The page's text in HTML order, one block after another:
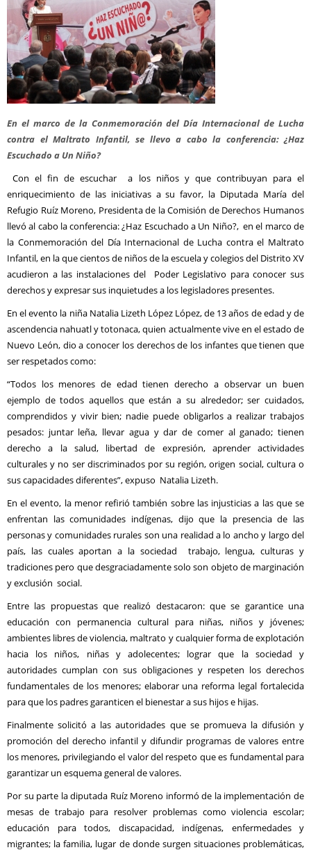
En el marco de la Conmemoración del Día Internacional de Lucha
contra el Maltrato Infantil, se llevo a cabo la conferencia: ¿Haz
Escuchado a Un Niño?
Con el fin de escuchar a los niños y que contribuyan para el
enriquecimiento de las iniciativas a su favor, la Diputada María del
Refugio Ruíz Moreno, Presidenta de la Comisión de Derechos Humanos
llevó al cabo la conferencia: ¿Haz Escuchado a Un Niño?, en el marco de
la Conmemoración del Día Internacional de Lucha contra el Maltrato
Infantil, en la que cientos de niños de la escuela y colegios del Distrito XV
acudieron a las instalaciones del Poder Legislativo para conocer sus
derechos y expresar sus inquietudes a los legisladores presentes.
En el evento la niña Natalia Lizeth López López, de 13 años de edad y de
ascendencia nahuatl y totonaca, quien actualmente vive en el estado de
Nuevo León, dio a conocer los derechos de los infantes que tienen que
ser respetados como:
“Todos los menores de edad tienen derecho a observar un buen
ejemplo de todos aquellos que están a su alrededor; ser cuidados,
comprendidos y vivir bien; nadie puede obligarlos a realizar trabajos
pesados: juntar leña, llevar agua y dar de comer al ganado; tienen
derecho a la salud, libertad de expresión, aprender actividades
culturales y no ser discriminados por su región, origen social, cultura o
sus capacidades diferentes”, expuso Natalia Lizeth.
En el evento, la menor refirió también sobre las injusticias a las que se
enfrentan las comunidades indígenas, dijo que la presencia de las
personas y comunidades rurales son una realidad a lo ancho y largo del
país, las cuales aportan a la sociedad trabajo, lengua, culturas y
tradiciones pero que desgraciadamente solo son objeto de marginación
y exclusión social.
Entre las propuestas que realizó destacaron: que se garantice una
educación con permanencia cultural para niñas, niños y jóvenes;
ambientes libres de violencia, maltrato y cualquier forma de explotación
hacia los niños, niñas y adolecentes; lograr que la sociedad y
autoridades cumplan con sus obligaciones y respeten los derechos
fundamentales de los menores; elaborar una reforma legal fortalecida
para que los padres garanticen el bienestar a sus hijos e hijas.
Finalmente solicitó a las autoridades que se promueva la difusión y
promoción del derecho infantil y difundir programas de valores entre
los menores, privilegiando el valor del respeto que es fundamental para
garantizar un esquema general de valores.
Por su parte la diputada Ruíz Moreno informó de la implementación de
mesas de trabajo para resolver problemas como violencia escolar;
educación para todos, discapacidad, indígenas, enfermedades y
migrantes; la familia, lugar de donde surgen situaciones problemáticas,